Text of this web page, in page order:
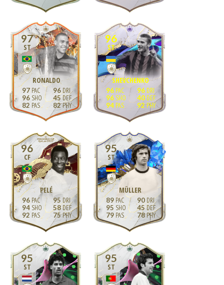
97
ST
RONALDO
97
96
82
96
45
82
96
ST
SHEVCHENKO
96
96
94
96
40
92
96
CF
PELÉ
96
94
92
95
58
75
95
ST
MÜLLER
89
95
79
90
45
78
95
ST
95
ST